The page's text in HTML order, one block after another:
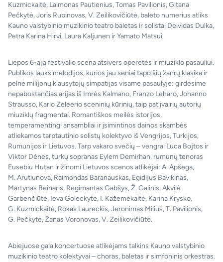
Kuzmickaitė, Laimonas Pautienius, Tomas Pavilionis, Gitana
Pečkytė, Joris Rubinovas, V. Zeilikovičiūtė, baleto numerius atliks
Kauno valstybinio muzikinio teatro baletas ir solistai Deividas Dulka,
Petra Karina Hirvi, Laura Kaljunen ir Yamato Matsui.
Liepos 6-ąją festivalio scena atsivers operetės ir miuziklo pasauliui.
Publikos lauks melodijos, kurios jau seniai tapo šių žanrų klasika ir
pelnė milijonų klausytojų simpatijas visame pasaulyje: girdėsime
nepabostančias arijas iš Imrės Kalmano, Franzo Leharo, Johanno
Strausso, Karlo Zeleerio sceninių kūrinių, taip pat įvairių autorių
miuziklų fragmentai. Romantiškos meilės istorijos,
temperamentingi ansambliai ir įsimintinos dainos skambės
atliekamos tarptautinio solistų kolektyvo iš Vengrijos, Turkijos,
Rumunijos ir Lietuvos. Tarp vakaro svečių – vengrai Luca Bojtos ir
Viktor Dénes, turkų sopranas Eylem Demirhan, rumunų tenoras
Eusebiu Huțan ir žinomi Lietuvos scenos atlikėjai: A. Apšega,
M. Arutiunova, Raimondas Baranauskas, Egidijus Bavikinas,
Martynas Beinaris, Regimantas Gabšys, Ž. Galinis, Akvilė
Garbenčiūtė, Ieva Goleckytė, I. Kažemėkaitė, Karina Krysko,
G. Kuzmickaitė, Rokas Laureckis, Jeronimas Milius, T. Pavilionis,
G. Pečkytė, Žanas Voronovas, V. Zeilikovičiūtė.
Abiejuose gala koncertuose atlikėjams talkins Kauno valstybinio
muzikinio teatro kolektyvai – choras, baletas ir simfoninis orkestras.